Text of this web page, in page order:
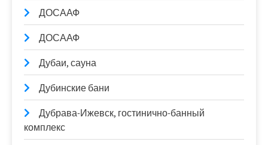
ДОСААФ
ДОСААФ
Дубаи, сауна
Дубинские бани
Дубрава-Ижевск, гостинично-банный
комплекс